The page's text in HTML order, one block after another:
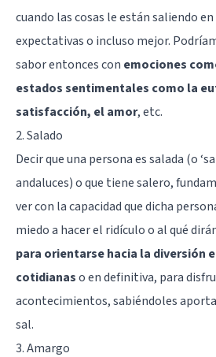
cuando las cosas le están saliendo
expectativas o incluso mejor.
sabor entonces con emociones
estados sentimentales como la
satisfacción, el amor, etc.
2. Salado
Decir que una persona es salada (o
andaluces) o que tiene salero,
ver con la capacidad que dicha
miedo a hacer el ridículo o al qué
para orientarse hacia la diversión
cotidianaso en definitiva, para
acontecimientos, sabiéndoles
sal.
3. Amargo